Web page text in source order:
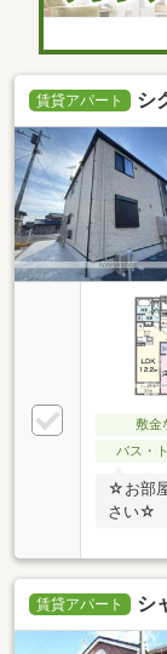
賃貸アパート シ
敷金
バス・
☆お部
さい☆
賃貸アパート シ